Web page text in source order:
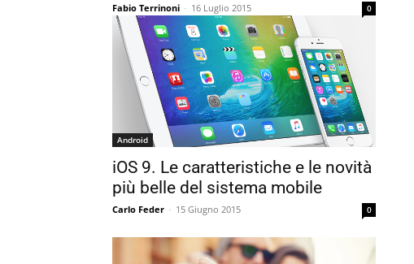
Fabio Terrinoni - 16 Luglio 2015 0
Android
iOS 9. Le caratteristiche e le novità
più belle del sistema mobile
Carlo Feder - 15 Giugno 2015 0